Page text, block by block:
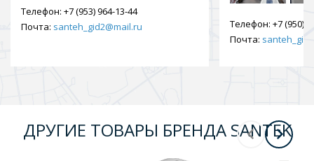
Телефон: +7 (953) 964-13-44
Почта: santeh_gid2@mail.ru Телефон: +7 (950)
Почта:
ДРУГИЕ ТОВАРЫ БРЕНДА SANTEK